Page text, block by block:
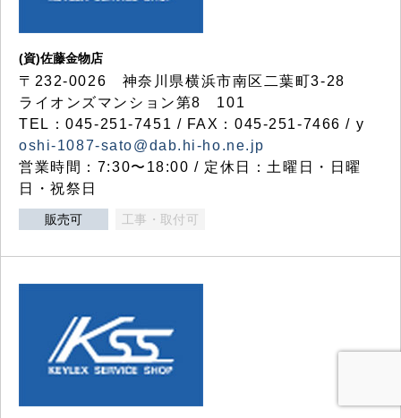
(資)佐藤金物店
〒232-0026 神奈川県横浜市南区二葉町3-28
ライオンズマンション第8 101
TEL：045-251-7451 / FAX：045-251-7466 / y
oshi-1087-sato@dab.hi-ho.ne.jp
営業時間：7:30〜18:00 / 定休日：土曜日・日曜
日・祝祭日
販売可 工事・取付可